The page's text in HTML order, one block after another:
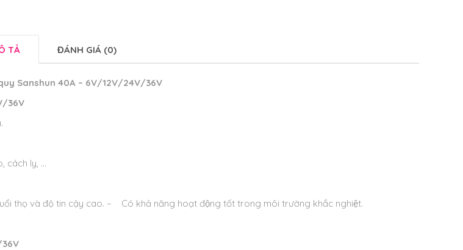
TẢ ĐÁNH GIÁ (0)
Sanshun 40A – 6V/12V/24V/36V
36V
cách ly, …
thọ và độ tin cậy cao. – Có khả năng hoạt động tốt trong môi trường khắc nghiệt.
36V